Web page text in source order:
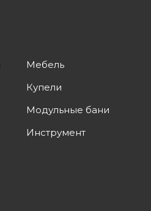
Мебель
Купели
Модульные бани
Инструмент